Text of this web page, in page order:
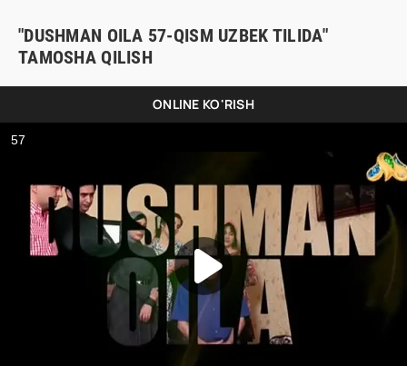
"DUSHMAN OILA 57-QISM UZBEK TILIDA"
TAMOSHA QILISH
ONLINE KO'RISH